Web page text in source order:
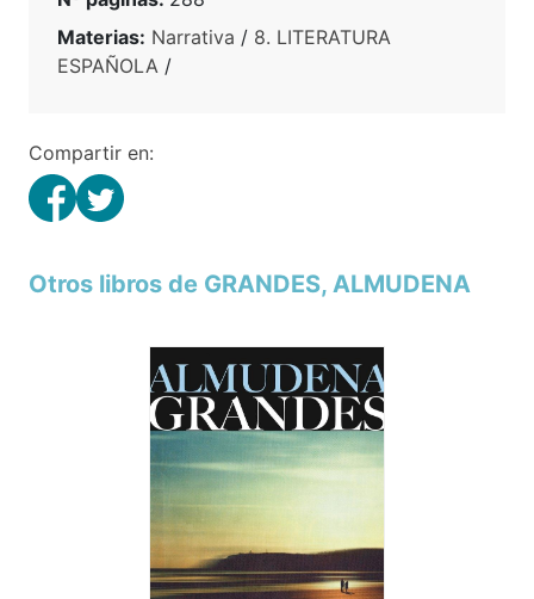
Materias: Narrativa / 8. LITERATURA
ESPAÑOLA /
Compartir en:
Otros libros de GRANDES, ALMUDENA